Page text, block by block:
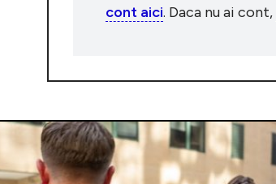
cont aici. Daca nu ai cont,